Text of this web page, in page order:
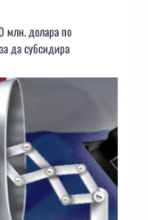
млн. долара по
да субсидира